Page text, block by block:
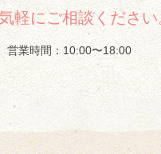
軽にご相談ください
営業時間：10:00〜18:00